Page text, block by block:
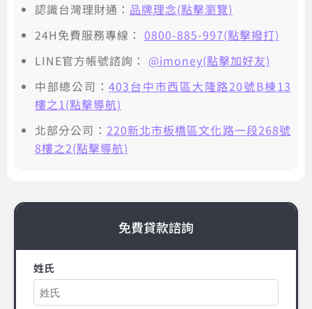
認識台灣理財通： 品牌理念(點擊瀏覽)
24H免費服務專線： 0800-885-997(點擊撥打)
LINE官方帳號諮詢： @imoney(點擊加好友)
中部總公司：403台中市西區大隆路20號B棟13
樓之1(點擊導航)
北部分公司： 220新北市板橋區文化路一段268號
8樓之2(點擊導航)
免費貸款諮詢
姓氏